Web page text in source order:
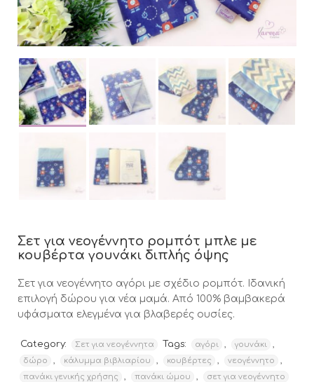
Σετ για νεογέννητο ρομπότ μπλε με
κουβέρτα γουνάκι διπλής όψης
Σετ για νεογέννητο αγόρι με σχέδιο ρομπότ. Ιδανική
επιλογή δώρου για νέα μαμά. Από 100% βαμβακερά
υφάσματα ελεγμένα για βλαβερές ουσίες.
Category: Σετ για νεογέννητα Tags: αγόρι γουνάκι
δώρο κάλυμμα βιβλιαρίου κουβέρτες νεογέννητο
πανάκι γενικής χρήσης πανάκι ώμου σετ για νεογέννητο